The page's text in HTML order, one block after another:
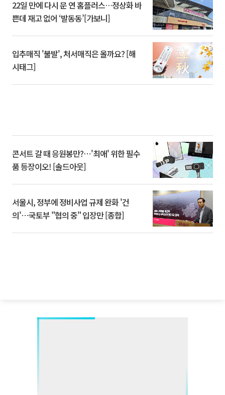
22일 만에 다시 문 연 홈플러스…정상화 바
쁜데 재고 없어 ‘발동동’[가보니]
입추매직 '불발', 처서매직은 올까요? [해
시태그]
콘서트 갈 때 응원봉만?⋯'최애' 위한 필수
품 등장이오! [솔드아웃]
서울시, 정부에 정비사업 규제 완화 '건
의'⋯국토부 "협의 중" 입장만 [종합]